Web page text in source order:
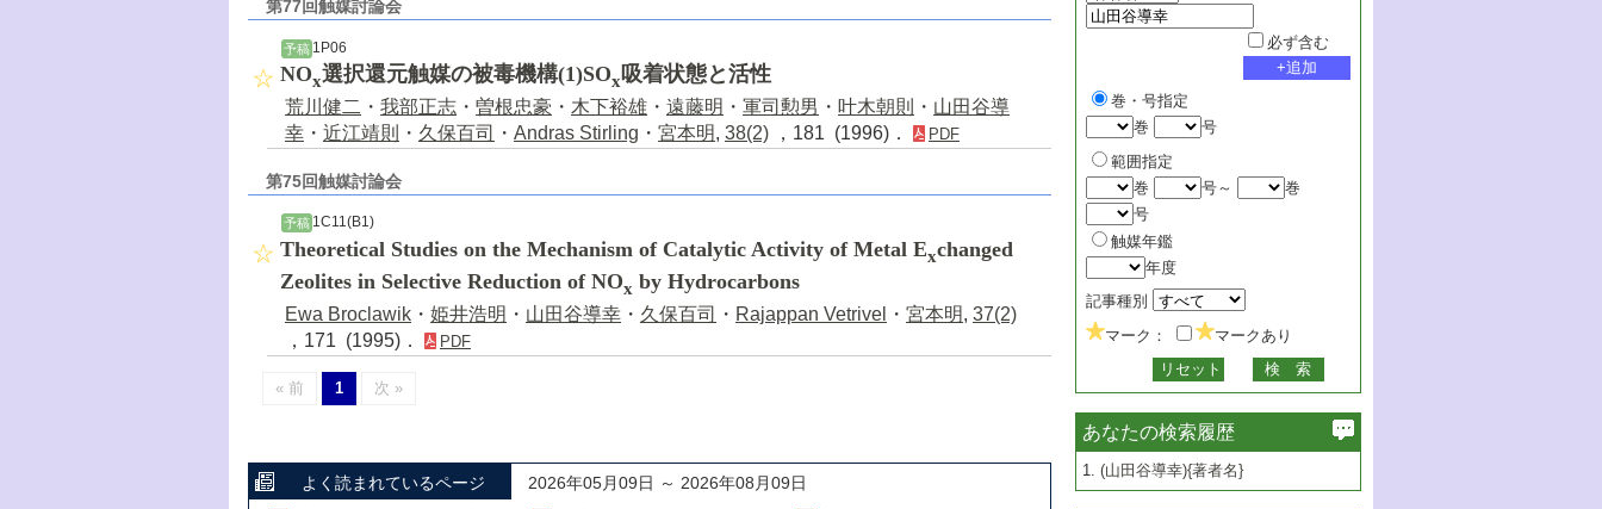
第77回触媒討論会
予稿 1P06
NOx選択還元触媒の被毒機構(1)SOx吸着状態と活性
荒川健二 ・ 我部正志 ・ 曽根忠豪 ・ 木下裕雄 ・ 遠藤明 ・ 軍司勲男 ・ 叶木朝則 ・ 山田谷導
幸 ・ 近江靖則 ・ 久保百司 ・ Andras Stirling ・ 宮本明, 38(2) ，181 (1996)． PDF
第75回触媒討論会
予稿 1C11(B1)
Theoretical Studies on the Mechanism of Catalytic Activity of Metal Exchanged
Zeolites in Selective Reduction of NOx by Hydrocarbons
Ewa Broclawik ・ 姫井浩明 ・ 山田谷導幸 ・ 久保百司 ・ Rajappan Vetrivel ・ 宮本明, 37(2)
，171 (1995)．
PDF
« 前 1 次 »
よく読まれているページ 2026年05月09日 ～ 2026年08月09日
必ず含む
巻・号指定
巻
号
範囲指定
巻
号～
巻
号
触媒年鑑
年度
記事種別
マーク：
マークあり
あなたの検索履歴
1. (山田谷導幸){著者名}